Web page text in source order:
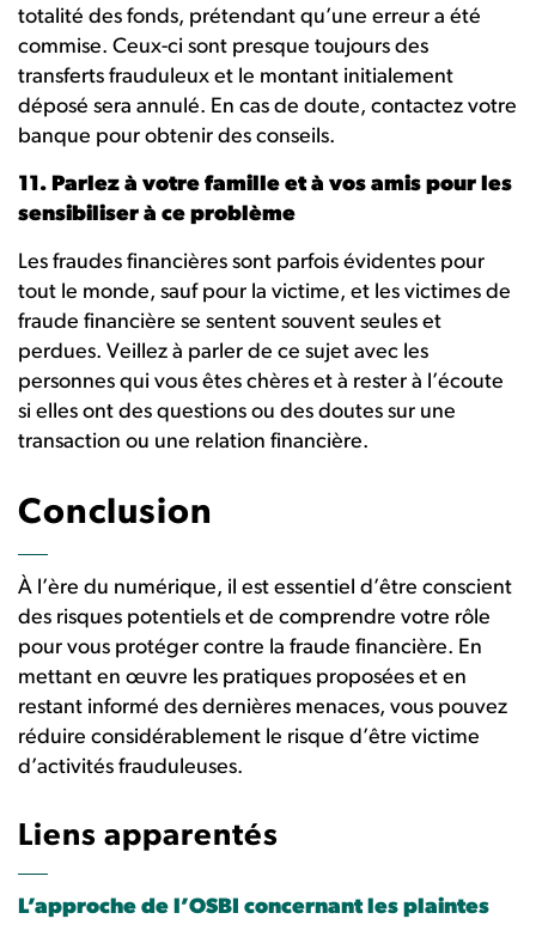
totalité des fonds, prétendant qu’une erreur a été
commise. Ceux-ci sont presque toujours des
transferts frauduleux et le montant initialement
déposé sera annulé. En cas de doute, contactez votre
banque pour obtenir des conseils.
11. Parlez à votre famille et à vos amis pour les
sensibiliser à ce problème
Les fraudes financières sont parfois évidentes pour
tout le monde, sauf pour la victime, et les victimes de
fraude financière se sentent souvent seules et
perdues. Veillez à parler de ce sujet avec les
personnes qui vous êtes chères et à rester à l’écoute
si elles ont des questions ou des doutes sur une
transaction ou une relation financière.
Conclusion
À l’ère du numérique, il est essentiel d’être conscient
des risques potentiels et de comprendre votre rôle
pour vous protéger contre la fraude financière. En
mettant en œuvre les pratiques proposées et en
restant informé des dernières menaces, vous pouvez
réduire considérablement le risque d’être victime
d’activités frauduleuses.
Liens apparentés
L’approche de l’OSBI concernant les plaintes